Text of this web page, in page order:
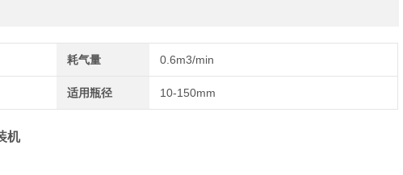
耗气量 0.6m3/min
适用瓶径 10-150mm
机